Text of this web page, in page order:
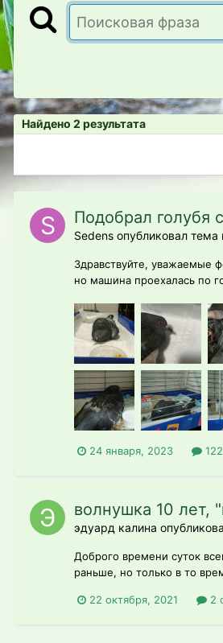
Найдено 2 результата
Подобрал голубя
Sedens опубликовал тема
Здравствуйте, уважаемые
но машина проехалась по
24 января, 2023
волнушка 10 лет,
эдуард калина
Доброго времени суток
раньше, но только в то
22 октября, 2021 2